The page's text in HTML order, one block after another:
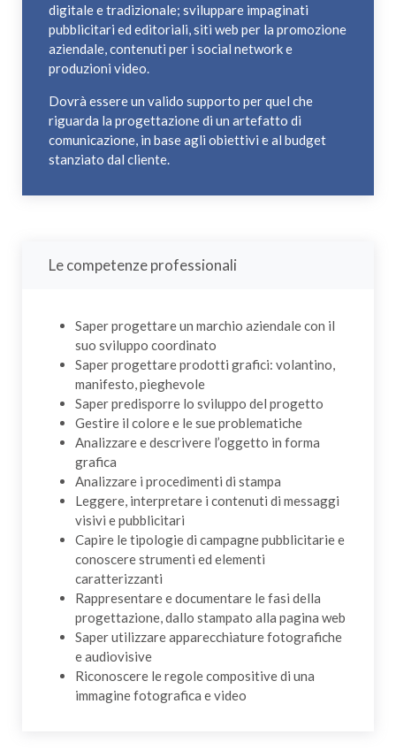
digitale e tradizionale; sviluppare impaginati
pubblicitari ed editoriali, siti web per la promozione
aziendale, contenuti per i social network e
produzioni video.
Dovrà essere un valido supporto per quel che
riguarda la progettazione di un artefatto di
comunicazione, in base agli obiettivi e al budget
stanziato dal cliente.
Le competenze professionali
Saper progettare un marchio aziendale con il
suo sviluppo coordinato
Saper progettare prodotti grafici: volantino,
manifesto, pieghevole
Saper predisporre lo sviluppo del progetto
Gestire il colore e le sue problematiche
Analizzare e descrivere l’oggetto in forma
grafica
Analizzare i procedimenti di stampa
Leggere, interpretare i contenuti di messaggi
visivi e pubblicitari
Capire le tipologie di campagne pubblicitarie e
conoscere strumenti ed elementi
caratterizzanti
Rappresentare e documentare le fasi della
progettazione, dallo stampato alla pagina web
Saper utilizzare apparecchiature fotografiche
e audiovisive
Riconoscere le regole compositive di una
immagine fotografica e video